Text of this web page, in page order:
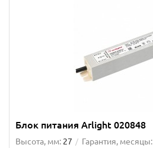
Блок питания Arlight 020848
Высота, мм: 27 Гарантия, месяцы: